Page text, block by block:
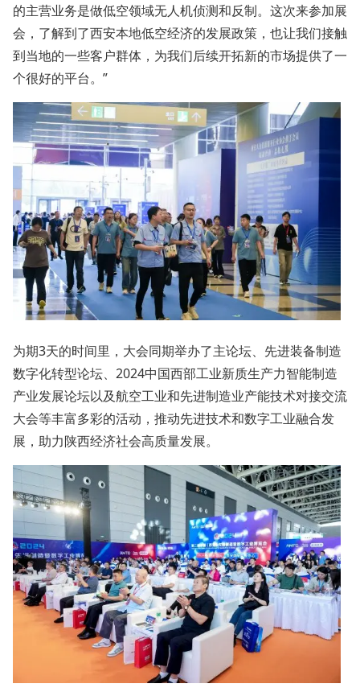
的主营业务是做低空领域无人机侦测和反制。这次来参加展
会，了解到了西安本地低空经济的发展政策，也让我们接触
到当地的一些客户群体，为我们后续开拓新的市场提供了一
个很好的平台。”
为期3天的时间里，大会同期举办了主论坛、先进装备制造
数字化转型论坛、2024中国西部工业新质生产力智能制造
产业发展论坛以及航空工业和先进制造业产能技术对接交流
大会等丰富多彩的活动，推动先进技术和数字工业融合发
展，助力陕西经济社会高质量发展。